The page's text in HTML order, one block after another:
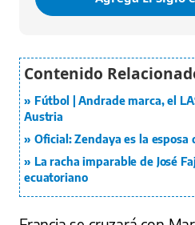
Fútbol | Andrade marca, el
Austria
Oficial: Zendaya es la esposa
La racha imparable de José
ecuatoriano